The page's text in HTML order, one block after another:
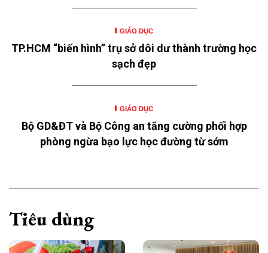
GIÁO DỤC
TP.HCM “biến hình” trụ sở dôi dư thành trường học
sạch đẹp
GIÁO DỤC
Bộ GD&ĐT và Bộ Công an tăng cường phối hợp
phòng ngừa bạo lực học đường từ sớm
Tiêu dùng